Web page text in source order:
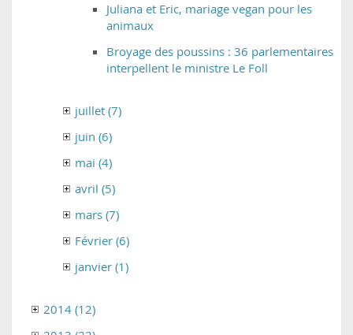
Juliana et Eric, mariage vegan pour les
animaux
Broyage des poussins : 36 parlementaires
interpellent le ministre Le Foll
juillet (7)
juin (6)
mai (4)
avril (5)
mars (7)
Février (6)
janvier (1)
2014 (12)